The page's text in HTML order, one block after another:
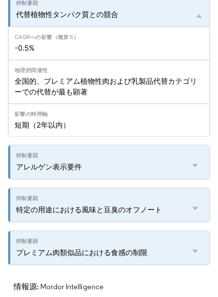
代替植物性タンパク質との競合
-0.5%
全国的、プレミアム植物性肉および乳製品代替カテゴリ
ーでの代替が最も顕著
短期（2年以内）
アレルゲン表示要件
特定の用途における風味と豆臭のオフノート
プレミアム肉類似品における食感の制限
情報源: Mordor Intelligence